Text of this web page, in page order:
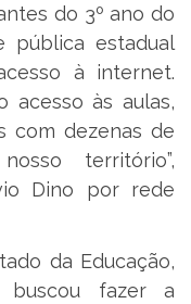
do 3º ano do
pública estadual
à internet.
acesso às aulas,
com dezenas de
território”,
Dino por rede
da Educação,
buscou fazer a